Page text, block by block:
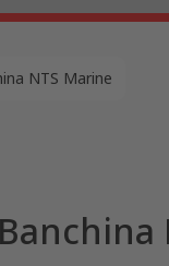
NTS Marine